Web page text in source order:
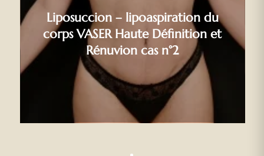
Liposuccion – lipoaspiration du
corps VASER Haute Définition et
Rénuvion cas n°2